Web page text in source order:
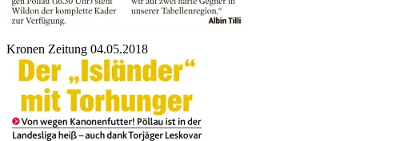
Kronen Zeitung 04.05.2018